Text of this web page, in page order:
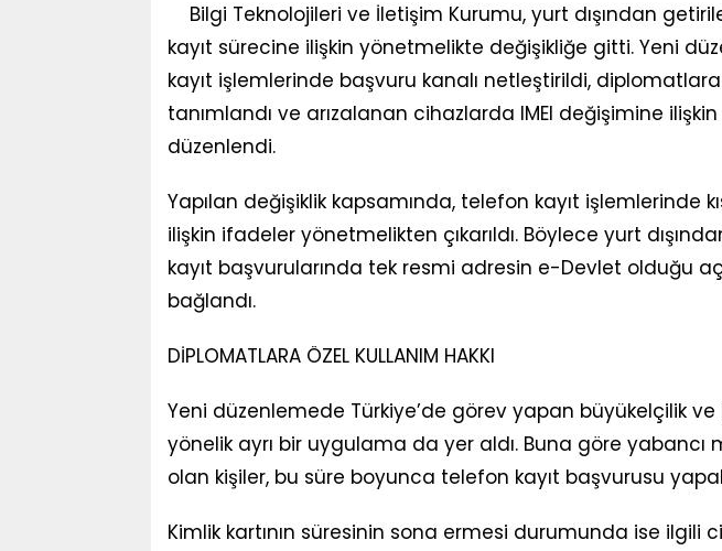
Bilgi Teknolojileri ve İletişim Kurumu, yurt dışından
kayıt sürecine ilişkin yönetmelikte değişikliğe gitti. Yeni
kayıt işlemlerinde başvuru kanalı netleştirildi,
tanımlandı ve arızalanan cihazlarda IMEI değişimine
düzenlendi.
Yapılan değişiklik kapsamında, telefon kayıt işlemlerinde
ilişkin ifadeler yönetmelikten çıkarıldı. Böylece yurt
kayıt başvurularında tek resmi adresin e-Devlet olduğu
bağlandı.
DİPLOMATLARA ÖZEL KULLANIM HAKKI
Yeni düzenlemede Türkiye’de görev yapan büyükelçilik
yönelik ayrı bir uygulama da yer aldı. Buna göre yabancı
olan kişiler, bu süre boyunca telefon kayıt başvurusu
Kimlik kartının süresinin sona ermesi durumunda ise ilgili